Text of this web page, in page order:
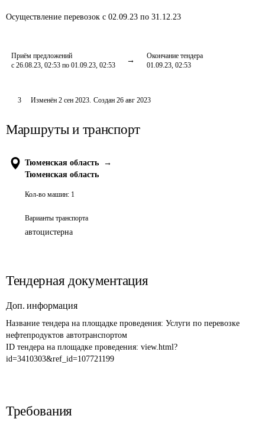
Осуществление перевозок с 02.09.23 по 31.12.23
Приём предложений
с 26.08.23, 02:53 по 01.09.23, 02:53
Окончание тендера
01.09.23, 02:53
3 Изменён 2 сен 2023. Создан 26 авг 2023
Маршруты и транспорт
Тюменская область
→
Тюменская область
Кол-во машин: 1
Варианты транспорта
автоцистерна
Тендерная документация
Доп. информация
Название тендера на площадке проведения: Услуги по перевозке
нефтепродуктов автотранспортом
ID тендера на площадке проведения: view.html?
id=3410303&ref_id=107721199
Требования